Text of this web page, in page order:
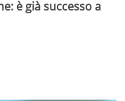
è già successo a